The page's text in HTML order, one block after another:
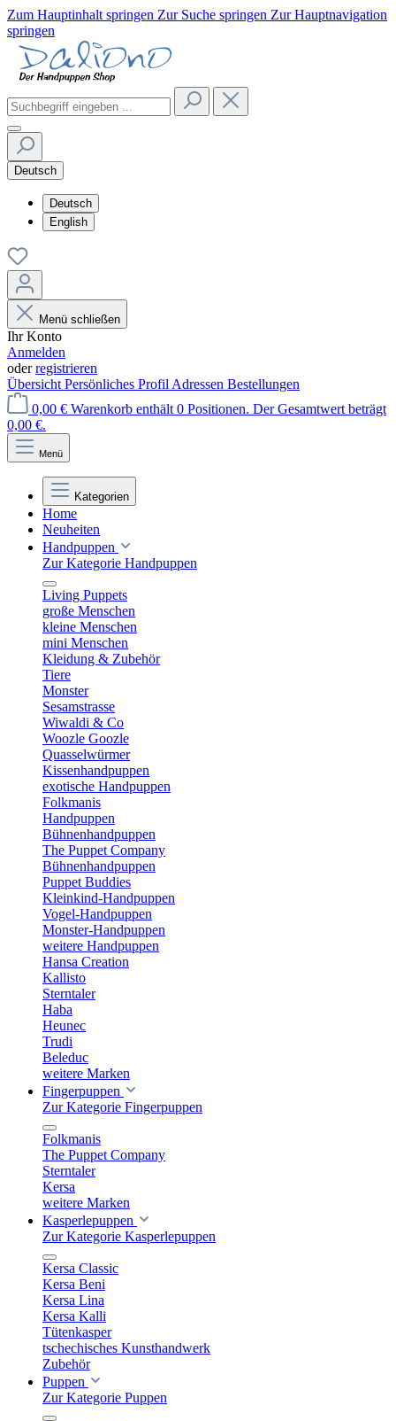
Zum Hauptinhalt springen Zur Suche springen Zur Hauptnavigation
springen
Deutsch
Deutsch
English
Menü schließen
Ihr Konto
Anmelden
oderregistrieren
Übersicht Persönliches Profil Adressen Bestellungen
0,00 € Warenkorb enthält 0 Positionen. Der Gesamtwert beträgt
0,00 €.
Menü
Kategorien
Home
Neuheiten
Handpuppen
Zur Kategorie Handpuppen
Living Puppets
große Menschen
kleine Menschen
mini Menschen
Kleidung & Zubehör
Tiere
Monster
Sesamstrasse
Wiwaldi & Co
Woozle Goozle
Quasselwürmer
Kissenhandpuppen
exotische Handpuppen
Folkmanis
Handpuppen
Bühnenhandpuppen
The Puppet Company
Bühnenhandpuppen
Puppet Buddies
Kleinkind-Handpuppen
Vogel-Handpuppen
Monster-Handpuppen
weitere Handpuppen
Hansa Creation
Kallisto
Sterntaler
Haba
Heunec
Trudi
Beleduc
weitere Marken
Fingerpuppen
Zur Kategorie Fingerpuppen
Folkmanis
The Puppet Company
Sterntaler
Kersa
weitere Marken
Kasperlepuppen
Zur Kategorie Kasperlepuppen
Kersa Classic
Kersa Beni
Kersa Lina
Kersa Kalli
Tütenkasper
tschechisches Kunsthandwerk
Zubehör
Puppen
Zur Kategorie Puppen